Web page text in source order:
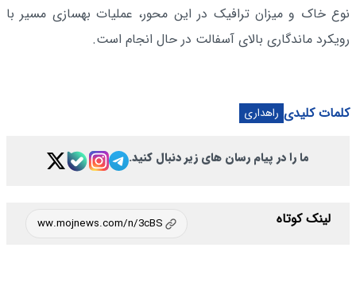
نوع خاک و میزان ترافیک در این محور، عملیات بهسازی مسیر با
رویکرد ماندگاری بالای آسفالت در حال انجام است.
کلمات کلیدی راهداری
ما را در پیام رسان های زیر دنبال کنید.
لینک کوتاه